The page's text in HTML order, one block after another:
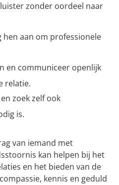
zonder oordeel naar
hen aan om professionele
en communiceer openlijk
relatie.
zoek zelf ook
is.
van iemand met
kan helpen bij het
en het bieden van de
kennis en geduld